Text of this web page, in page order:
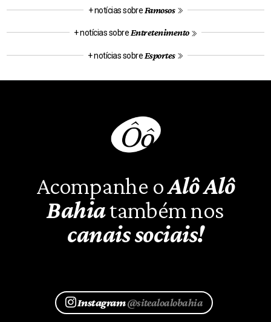
+ notícias sobre Famosos
+ notícias sobreEntretenimento
+ notícias sobre Esportes
Acompanhe oAlô Alô
Bahiatambém nos
canais sociais!
Instagram@sitealoalobahia